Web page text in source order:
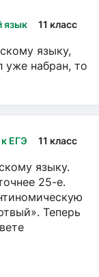
язык 11 класс
языку,
уже набран, то
ЕГЭ 11 класс
языку.
25-е.
Теперь